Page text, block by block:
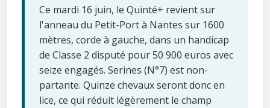
Ce mardi 16 juin, le Quinté+ revient sur
l'anneau du Petit-Port à Nantes sur 1600
mètres, corde à gauche, dans un handicap
de Classe 2 disputé pour 50 900 euros avec
seize engagés. Serines (N°7) est non-
partante. Quinze chevaux seront donc en
lice, ce qui réduit légèrement le champ